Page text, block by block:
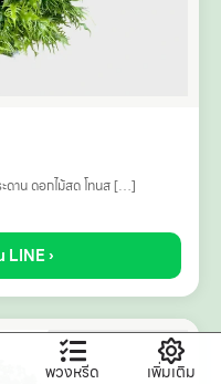
ดาน ดอกไม้สด โทนส […]
›
พวงหรีด เพิ่มเติม